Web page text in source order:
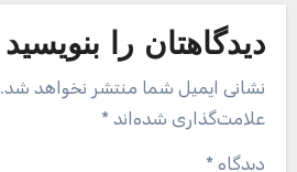
دیدگاهتان را بنویسید
نشانی ایمیل شما منتشر نخواهد شد.
علامت‌گذاری شده‌اند *
دیدگاه *